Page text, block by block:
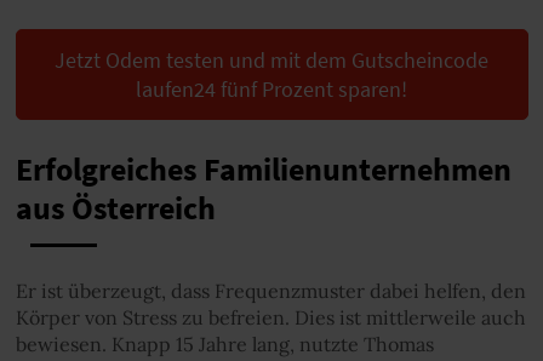
Jetzt Odem testen und mit dem Gutscheincode
laufen24 fünf Prozent sparen!
Erfolgreiches Familienunternehmen
aus Österreich
Er ist überzeugt, dass Frequenzmuster dabei helfen, den
Körper von Stress zu befreien. Dies ist mittlerweile auch
bewiesen. Knapp 15 Jahre lang, nutzte Thomas